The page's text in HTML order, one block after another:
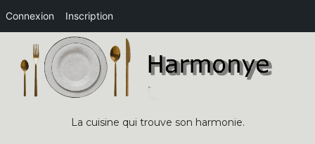
Connexion Inscription
content
La cuisine qui trouve son harmonie.